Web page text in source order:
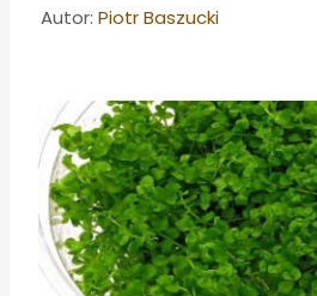
Informacje o artykule
Autor: Piotr Baszucki